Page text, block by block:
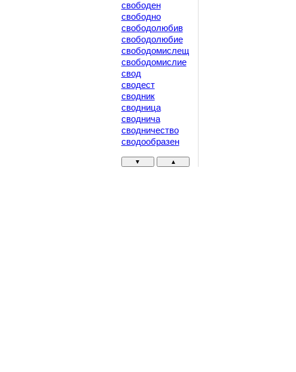
свободен
свободно
свободолюбив
свободолюбие
свободомислещ
свободомислие
свод
сводест
сводник
сводница
своднича
сводничество
сводообразен
▼ ▲